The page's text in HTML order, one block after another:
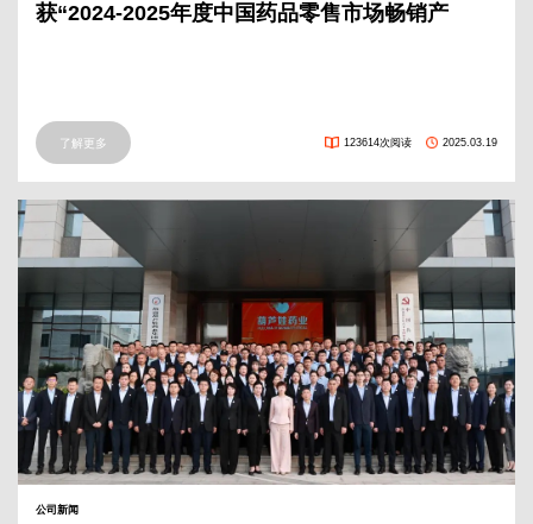
获“2024-2025年度中国药品零售市场畅销产
了解更多 123614次阅读 2025.03.19
公司新闻